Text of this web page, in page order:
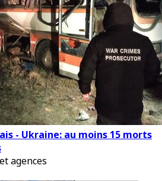
- Ukraine: au moins 15 morts
agences